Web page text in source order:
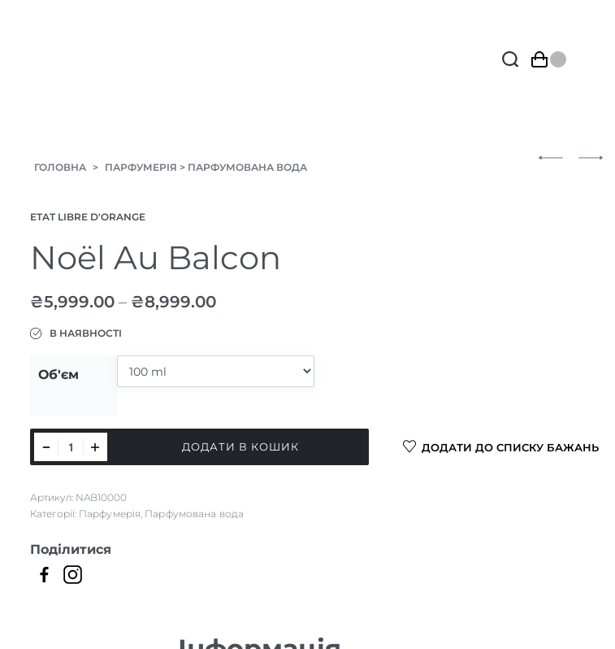
ГОЛОВНА > ПАРФУМЕРІЯ > ПАРФУМОВАНА ВОДА
ETAT LIBRE D'ORANGE
Noël Au Balcon
₴5,999.00 – ₴8,999.00
В НАЯВНОСТІ
Об'єм
Au
кількість
ДОДАТИ В КОШИК ДОДАТИ ДО СПИСКУ БАЖАНЬ
Артикул: NAB10000
Категорії: Парфумерія, Парфумована вода
Поділитися